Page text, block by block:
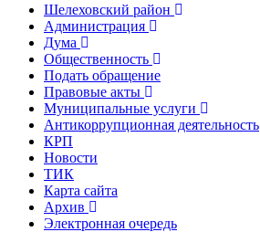
Шелеховский район
Администрация
Дума
Общественность
Подать обращение
Правовые акты
Муниципальные услуги
Антикоррупционная деятельность
КРП
Новости
ТИК
Карта сайта
Архив
Электронная очередь